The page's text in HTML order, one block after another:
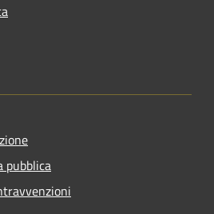
pubblica